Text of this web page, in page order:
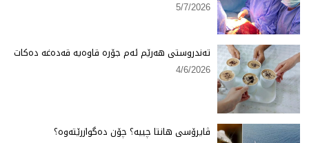
5/7/2026
تەندروستی هەرێم ئەم جۆرە قاوەیە قەدەغە دەكات
4/6/2026
ڤایرۆسی هانتا چییە؟ چۆن دەگوازرێتەوە؟